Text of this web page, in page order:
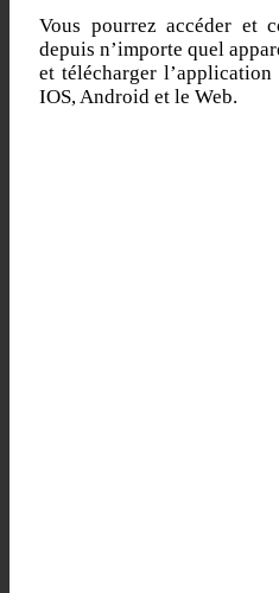
Vous pourrez accéder et
depuis n’importe quel
et télécharger
IOS, Android et le Web.